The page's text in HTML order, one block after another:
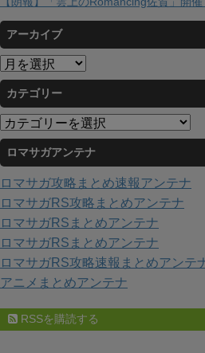
アーカイブ
ア
ー
カ
イ
ブ
カテゴリー
カ
テ
ゴ
リ
ー
ロマサガアンテナ
ロマサガ攻略まとめ速報アンテナ
ロマサガRS攻略まとめアンテナ
ロマサガRSまとめアンテナ
ロマサガRSまとめアンテナ
ロマサガRS攻略速報まとめアンテ
アニメまとめアンテナ
RSSを購読する